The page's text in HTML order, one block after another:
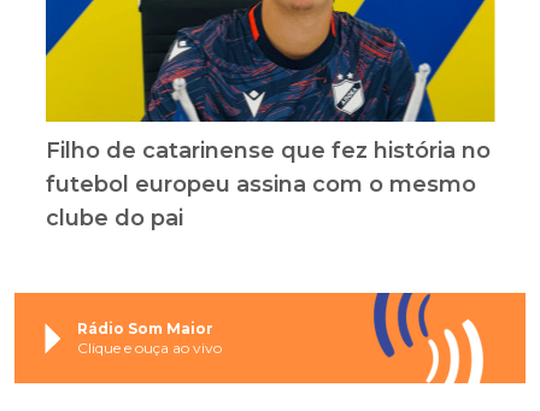
Filho de catarinense que fez história no
futebol europeu assina com o mesmo
clube do pai
Rádio Som Maior
Clique e ouça ao vivo